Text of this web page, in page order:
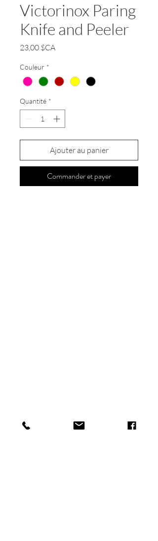
Victorinox Paring
Knife and Peeler
23,00 $CAPrix
Couleur *
Quantité *
Ajouter au panier
Commander et payer